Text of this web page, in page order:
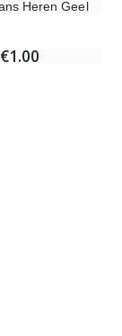
Heren Geel
€1.00